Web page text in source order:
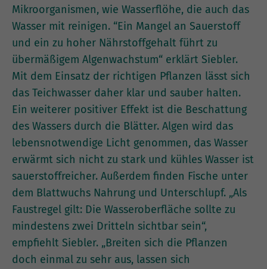
Mikroorganismen, wie Wasserflöhe, die auch das
Wasser mit reinigen. “Ein Mangel an Sauerstoff
und ein zu hoher Nährstoffgehalt führt zu
übermäßigem Algenwachstum“ erklärt Siebler.
Mit dem Einsatz der richtigen Pflanzen lässt sich
das Teichwasser daher klar und sauber halten.
Ein weiterer positiver Effekt ist die Beschattung
des Wassers durch die Blätter. Algen wird das
lebensnotwendige Licht genommen, das Wasser
erwärmt sich nicht zu stark und kühles Wasser ist
sauerstoffreicher. Außerdem finden Fische unter
dem Blattwuchs Nahrung und Unterschlupf. „Als
Faustregel gilt: Die Wasseroberfläche sollte zu
mindestens zwei Dritteln sichtbar sein“,
empfiehlt Siebler. „Breiten sich die Pflanzen
doch einmal zu sehr aus, lassen sich